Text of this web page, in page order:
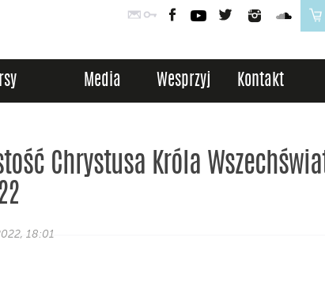
PocztaLogowanie
FacebookYouTubeTwitter Instagram
Media Wesprzyj Kontakt
Chrystusa Króla
18:01